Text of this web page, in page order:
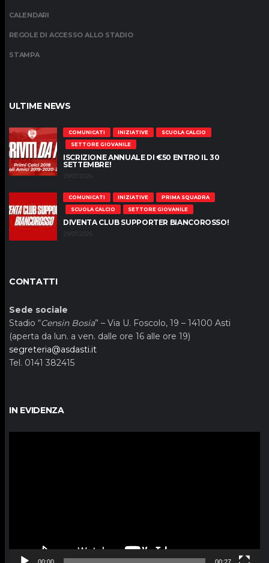
CALENDARI
REGOLE DI ACCESSO ALLO STADIO
STAMPA
ULTIME NEWS
COMUNICATI INIZIATIVE
SCUOLA CALCIO
SETTORE GIOVANILE
ISCRIZIONE ANNUALE DI €50 ENTRO IL 30
SETTEMBRE!
29/07/2026
COMUNICATI INIZIATIVE
PRIMA SQUADRA
SCUOLA CALCIO
SETTORE GIOVANILE
DIVENTA CLUB SUPPORTER BIANCOROSSO!
29/07/2026
CONTATTI
Sede sociale
Stadio “Censin Bosia” – Via U. Foscolo, 19 – 14100 Asti
(aperta da lun. a ven. dalle ore 16 alle ore 19)
segreteria@asdasti.it
Tel. 0141 382415
IN EVIDENZA